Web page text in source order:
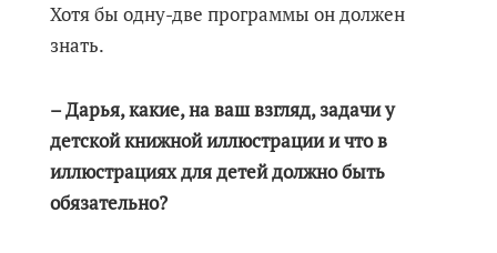
Хотя бы одну-две программы он должен
знать.
– Дарья, какие, на ваш взгляд, задачи у
детской книжной иллюстрации и что в
иллюстрациях для детей должно быть
обязательно?